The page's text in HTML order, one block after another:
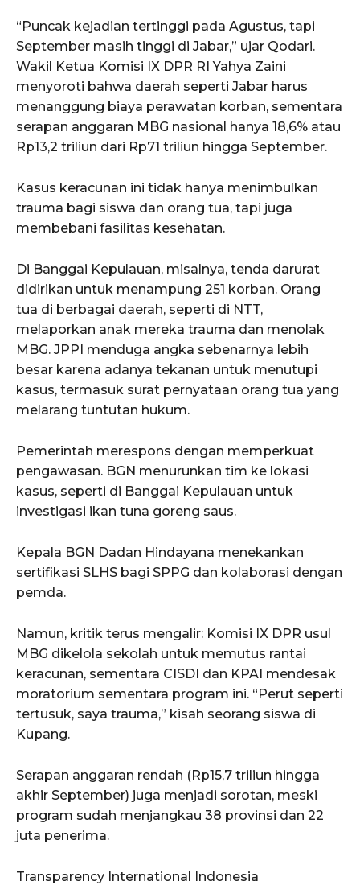
“Puncak kejadian tertinggi pada Agustus, tapi
September masih tinggi di Jabar,” ujar Qodari.
Wakil Ketua Komisi IX DPR RI Yahya Zaini
menyoroti bahwa daerah seperti Jabar harus
menanggung biaya perawatan korban, sementara
serapan anggaran MBG nasional hanya 18,6% atau
Rp13,2 triliun dari Rp71 triliun hingga September.
Kasus keracunan ini tidak hanya menimbulkan
trauma bagi siswa dan orang tua, tapi juga
membebani fasilitas kesehatan.
Di Banggai Kepulauan, misalnya, tenda darurat
didirikan untuk menampung 251 korban. Orang
tua di berbagai daerah, seperti di NTT,
melaporkan anak mereka trauma dan menolak
MBG. JPPI menduga angka sebenarnya lebih
besar karena adanya tekanan untuk menutupi
kasus, termasuk surat pernyataan orang tua yang
melarang tuntutan hukum.
Pemerintah merespons dengan memperkuat
pengawasan. BGN menurunkan tim ke lokasi
kasus, seperti di Banggai Kepulauan untuk
investigasi ikan tuna goreng saus.
Kepala BGN Dadan Hindayana menekankan
sertifikasi SLHS bagi SPPG dan kolaborasi dengan
pemda.
Namun, kritik terus mengalir: Komisi IX DPR usul
MBG dikelola sekolah untuk memutus rantai
keracunan, sementara CISDI dan KPAI mendesak
moratorium sementara program ini. “Perut seperti
tertusuk, saya trauma,” kisah seorang siswa di
Kupang.
Serapan anggaran rendah (Rp15,7 triliun hingga
akhir September) juga menjadi sorotan, meski
program sudah menjangkau 38 provinsi dan 22
juta penerima.
Transparency International Indonesia